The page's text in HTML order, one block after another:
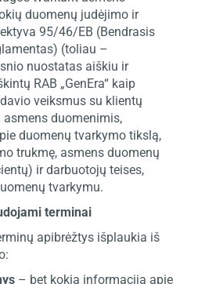
duomenų judėjimo ir
95/46/EB (Bendrasis
(toliau –
nuostatas aiškiu ir
RAB „GenEra“ kaip
veiksmus su klientų
duomenimis,
duomenų tvarkymo tikslą,
trukmę, asmens duomenų
ir darbuotojų teises,
tvarkymu.
terminai
apibrėžtys išplaukia iš
– bet kokia informacija apie